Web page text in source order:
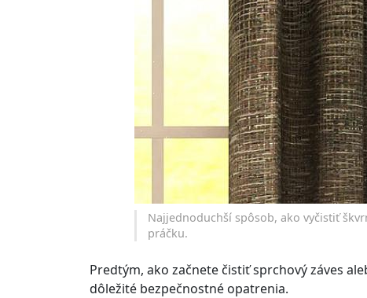
Najjednoduchší spôsob, ako vyčistiť
práčku.
Predtým, ako začnete čistiť sprchový záves
dôležité bezpečnostné opatrenia.